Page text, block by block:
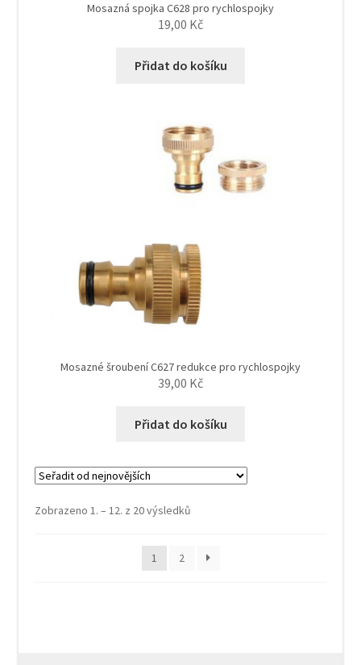
Mosazná spojka C628 pro rychlospojky
19,00 Kč
Přidat do košíku
Mosazné šroubení C627 redukce pro rychlospojky
39,00 Kč
Přidat do košíku
Zobrazeno 1. – 12. z 20 výsledkůSeřazeno
1
2